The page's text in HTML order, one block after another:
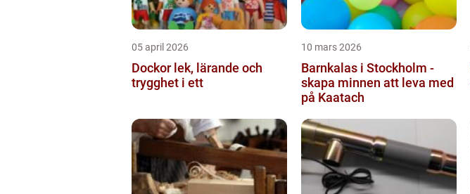
05 april 2026
Dockor lek, lärande och
trygghet i ett
10 mars 2026
Barnkalas i Stockholm -
skapa minnen att leva med
på Kaatach